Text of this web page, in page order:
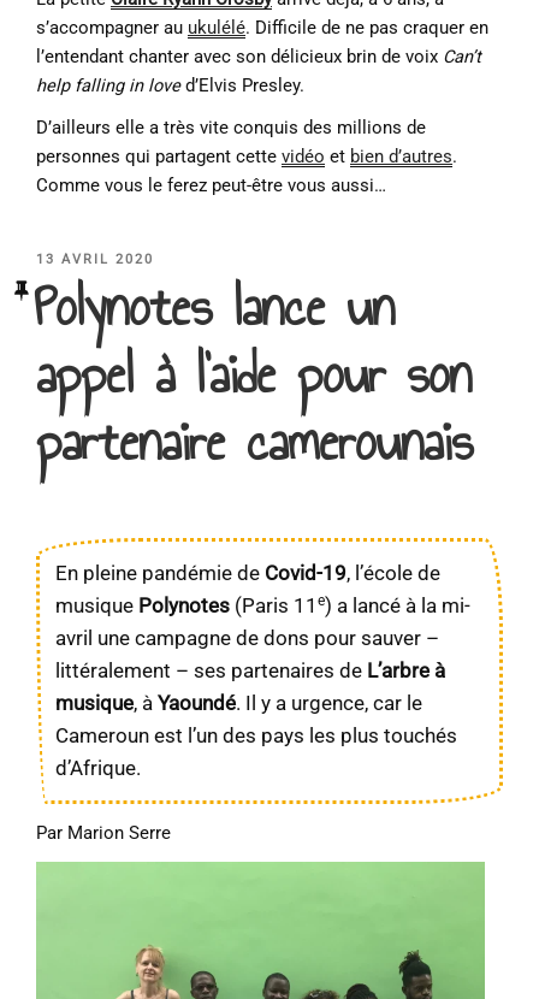
s’accompagner au ukulélé. Difficile de ne pas craquer en
l’entendant chanter avec son délicieux brin de voix Can’t
help falling in loved’Elvis Presley.
D’ailleurs elle a très vite conquis des millions de
personnes qui partagent cette vidéo et bien d’autres.
Comme vous le ferez peut-être vous aussi…
PUBLIÉ
13 AVRIL 2020
Polynotes lance un
appel à l’aide pour son
partenaire camerounais
En pleine pandémie de Covid-19, l’école de
musique Polynotes (Paris 11e) a lancé à la mi-
avril une campagne de dons pour sauver –
littéralement – ses partenaires de L’arbre à
musique, àYaoundé. Il y a urgence, car le
Cameroun est l’un des pays les plus touchés
d’Afrique.
Par Marion Serre